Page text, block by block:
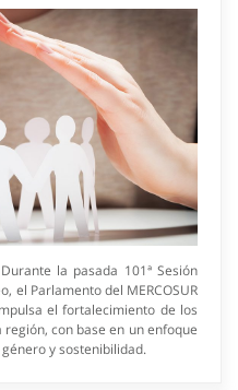
la pasada 101ª Sesión
el Parlamento del MERCOSUR
el fortalecimiento de los
con base en un enfoque
y sostenibilidad.